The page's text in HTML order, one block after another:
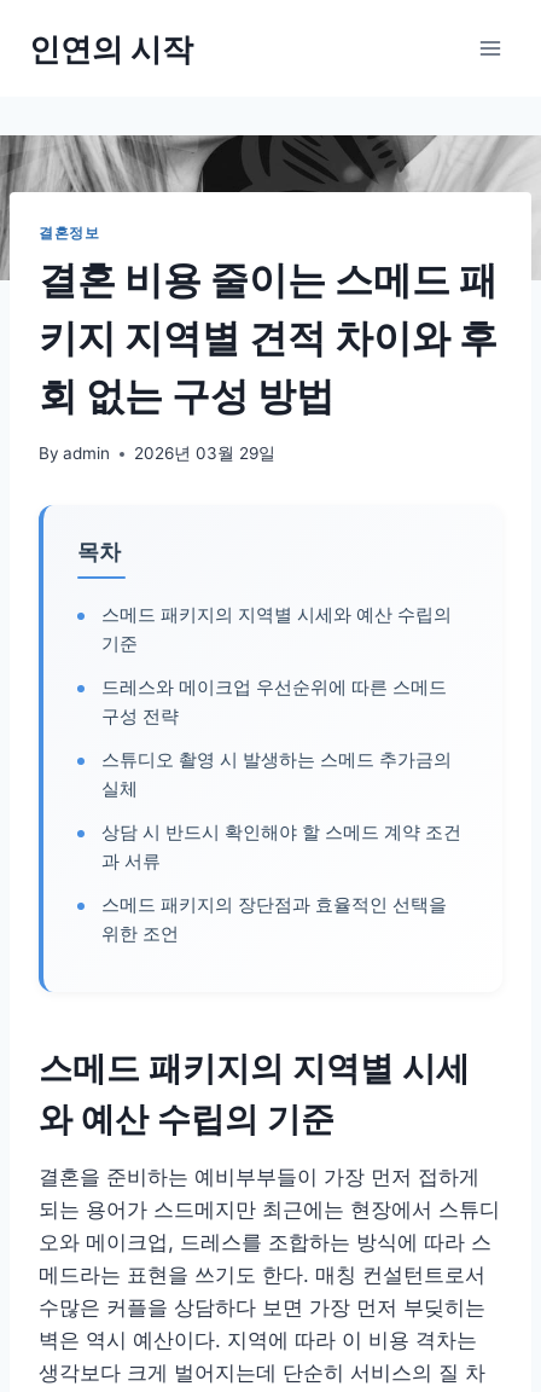
인연의 시작
결혼정보
결혼 비용 줄이는 스메드 패
키지 지역별 견적 차이와 후
회 없는 구성 방법
By admin 2026년 03월 29일
목차
스메드 패키지의 지역별 시세와 예산 수립의
기준
드레스와 메이크업 우선순위에 따른 스메드
구성 전략
스튜디오 촬영 시 발생하는 스메드 추가금의
실체
상담 시 반드시 확인해야 할 스메드 계약 조건
과 서류
스메드 패키지의 장단점과 효율적인 선택을
위한 조언
스메드 패키지의 지역별 시세
와 예산 수립의 기준
결혼을 준비하는 예비부부들이 가장 먼저 접하게
되는 용어가 스드메지만 최근에는 현장에서 스튜디
오와 메이크업, 드레스를 조합하는 방식에 따라 스
메드라는 표현을 쓰기도 한다. 매칭 컨설턴트로서
수많은 커플을 상담하다 보면 가장 먼저 부딪히는
벽은 역시 예산이다. 지역에 따라 이 비용 격차는
생각보다 크게 벌어지는데 단순히 서비스의 질 차